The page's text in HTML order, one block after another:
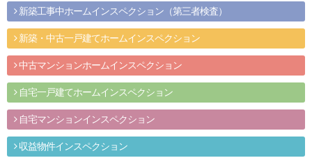
新築工事中ホームインスペクション（第三者検査）
新築・中古一戸建てホームインスペクション
中古マンションホームインスペクション
自宅一戸建てホームインスペクション
自宅マンションインスペクション
収益物件インスペクション